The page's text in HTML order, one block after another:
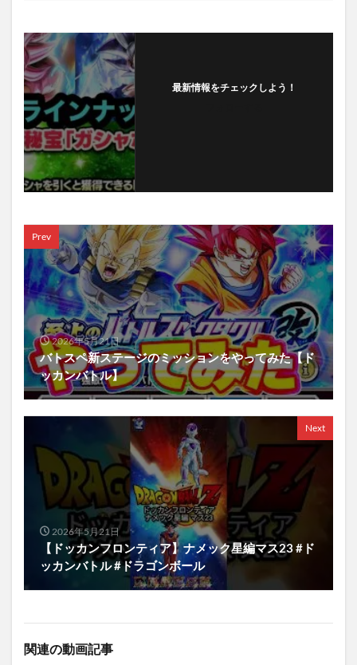
最新情報をチェックしよう！
Prev
2026年5月21日
バトスペ新ステージのミッションをやってみた【ド
ッカンバトル】
Next
2026年5月21日
【ドッカンフロンティア】ナメック星編マス23 #ド
ッカンバトル #ドラゴンボール
関連の動画記事